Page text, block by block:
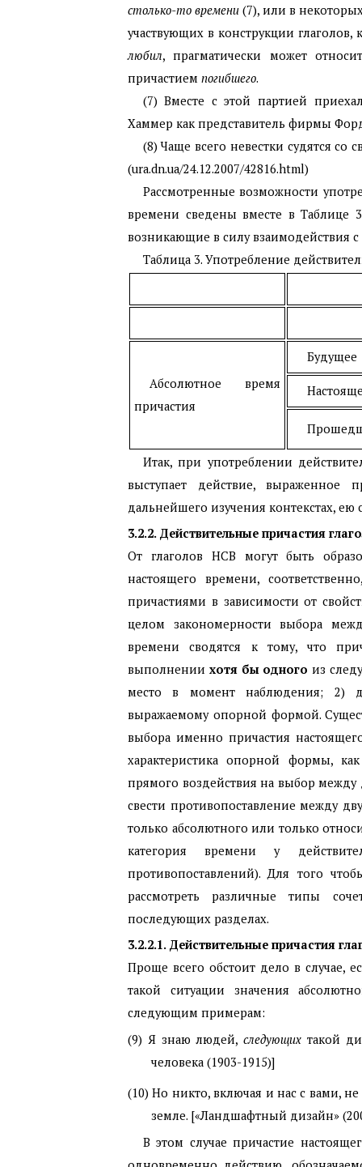
столько-то времени (7), или в
участвующих в конструкции
любил, прагматически может
причастием погибшего.
(7) Вместе с этой партией
Хаммер как представитель фирмы
(8) Чаще всего невестки судятся
(ura.dn.ua/24.12.2007/42816.html)
Рассмотренные возможности
времени сведены вместе в Таблице
возникающие в силу взаимодействия
Таблица 3. Употребление
Абсолютное время
причастия
Будущее
Итак, при употреблении
выступает действие,
дальнейшего изучения контекстах, ею
3.2.2. Действительные причастия
От глаголов НСВ могут быть
настоящего времени,
причастиями в зависимости от
целом закономерности выбора
времени сводятся к тому, что
выполнении хотя бы одного из
место в момент наблюдения; 2)
выражаемому опорной формой.
выбора именно причастия
характеристика опорной формы,
прямого воздействия на выбор между
свести противопоставление между
только абсолютного или только
категория времени у
противопоставлений). Для того
рассмотреть различные типы
последующих разделах.
3.2.2.1. Действительные причастия
Проще всего обстоит дело в случае,
такой ситуации значения
следующим примерам:
(9) Я знаю людей, следующих такой
человека (1903-1915)]
(10) Но никто, включая и нас с вами,
земле. [«Ландшафтный дизайн»
В этом случае причастие